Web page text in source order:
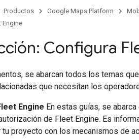
Productos Google Maps Platform
Engine
Configura
se abarcan todos los temas
que necesitan los
Engine En estas guías, se
autorización de Fleet Engine. Es
tu proyecto con los mecanismos de